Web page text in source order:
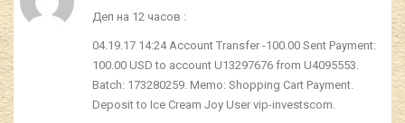
Деп на 12 часов :
04.19.17 14:24 Account Transfer -100.00 Sent Payment:
100.00 USD to account U13297676 from U4095553.
Batch: 173280259. Memo: Shopping Cart Payment.
Deposit to Ice Cream Joy User vip-investscom.